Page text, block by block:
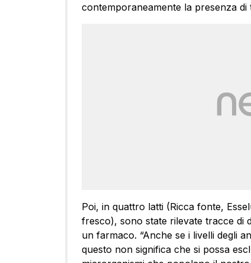
contemporaneamente la presenza di
Poi, in quattro latti (Ricca fonte,
fresco), sono state rilevate tracce di
un farmaco. “Anche se i livelli degli
questo non significa che si possa